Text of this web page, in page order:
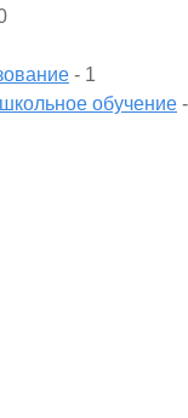
- 1
обучение